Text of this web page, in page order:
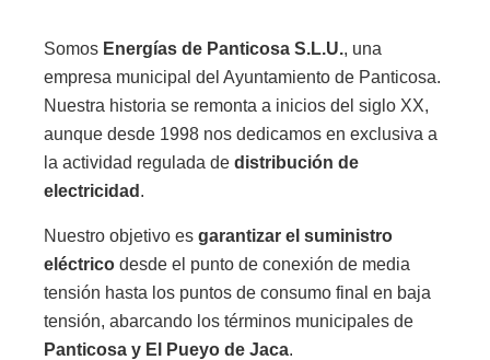
Somos Energías de Panticosa S.L.U., una
empresa municipal del Ayuntamiento de Panticosa.
Nuestra historia se remonta a inicios del siglo XX,
aunque desde 1998 nos dedicamos en exclusiva a
la actividad regulada de distribución de
electricidad .
Nuestro objetivo es garantizar el suministro
eléctrico desde el punto de conexión de media
tensión hasta los puntos de consumo final en baja
tensión, abarcando los términos municipales de
Panticosa y El Pueyo de Jaca.